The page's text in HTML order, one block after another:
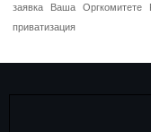
заявка
Ваша Оргкомитете
приватизация